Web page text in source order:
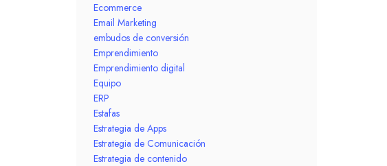
Ecommerce
Email Marketing
embudos de conversión
Emprendimiento
Emprendimiento digital
Equipo
ERP
Estafas
Estrategia de Apps
Estrategia de Comunicación
Estrategia de contenido